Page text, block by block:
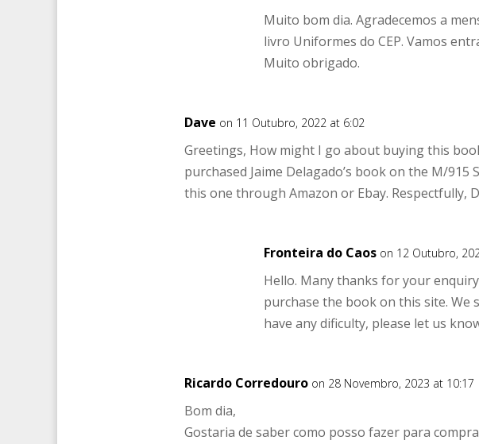
Muito bom dia. Agradecemos a
livro Uniformes do CEP. Vamos
Muito obrigado.
Dave on 11 Outubro, 2022 at 6:02
Greetings, How might I go about buying this
purchased Jaime Delagado’s book on the M/915
this one through Amazon or Ebay. Respectfully,
Fronteira do Caos on 12 Outubro,
Hello. Many thanks for your
purchase the book on this site. We
have any dificulty, please let us
Ricardo Corredouro on 28 Novembro, 2023 at 10:17
Bom dia,
Gostaria de saber como posso fazer para